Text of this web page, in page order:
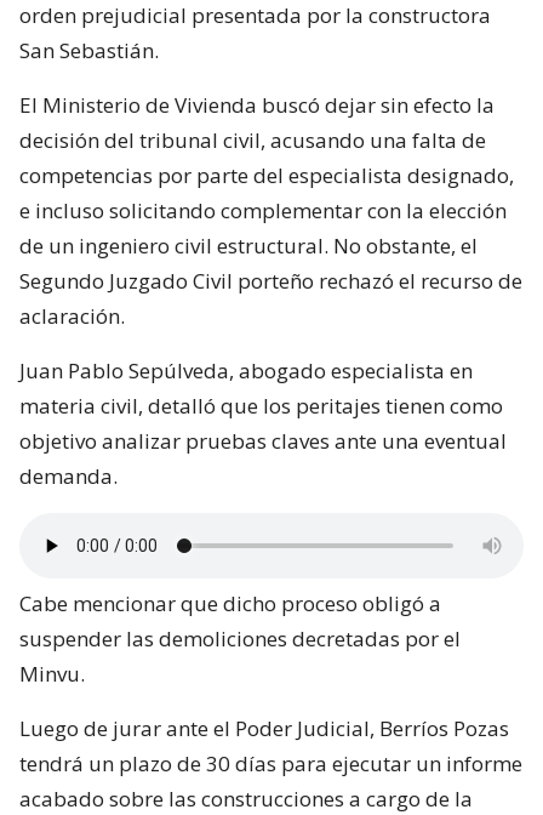
orden prejudicial presentada por la constructora
San Sebastián.
El Ministerio de Vivienda buscó dejar sin efecto la
decisión del tribunal civil, acusando una falta de
competencias por parte del especialista designado,
e incluso solicitando complementar con la elección
de un ingeniero civil estructural. No obstante, el
Segundo Juzgado Civil porteño rechazó el recurso de
aclaración.
Juan Pablo Sepúlveda, abogado especialista en
materia civil, detalló que los peritajes tienen como
objetivo analizar pruebas claves ante una eventual
demanda.
Cabe mencionar que dicho proceso obligó a
suspender las demoliciones decretadas por el
Minvu.
Luego de jurar ante el Poder Judicial, Berríos Pozas
tendrá un plazo de 30 días para ejecutar un informe
acabado sobre las construcciones a cargo de la